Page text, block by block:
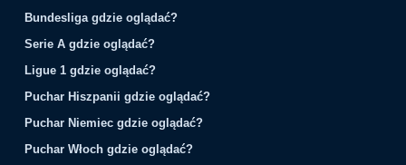
Bundesliga gdzie oglądać?
Serie A gdzie oglądać?
Ligue 1 gdzie oglądać?
Puchar Hiszpanii gdzie oglądać?
Puchar Niemiec gdzie oglądać?
Puchar Włoch gdzie oglądać?